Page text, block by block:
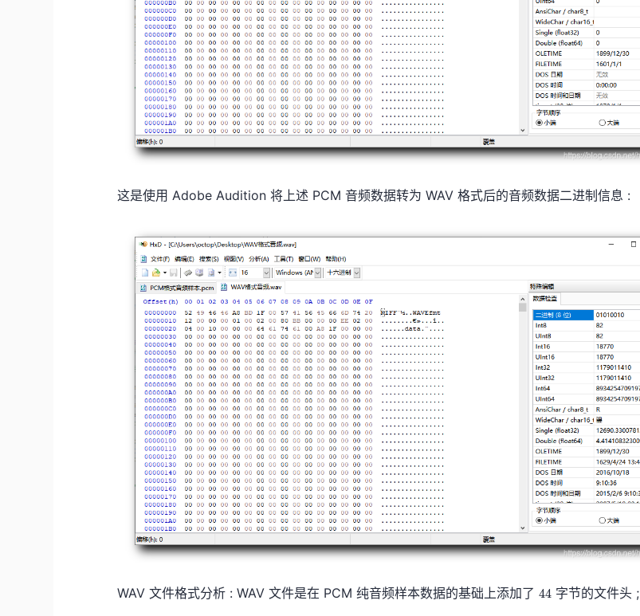
这是使用 Adobe Audition 将上述 PCM 音频数据转为 WAV 格式后的音频数据二进制信息 :
WAV 文件格式分析 : WAV 文件是在 PCM 纯音频样本数据的基础上添加了4
44 字节的文件头 ;